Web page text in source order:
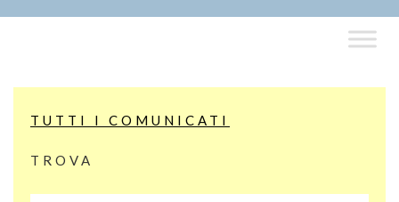
TUTTI I COMUNICATI
TROVA